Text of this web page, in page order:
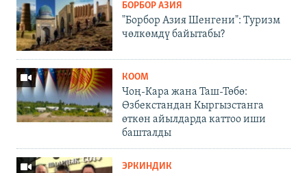
БОРБОР АЗИЯ
"Борбор Азия Шенгени": Туризм
чөлкөмдү байытабы?
КООМ
Чоң-Кара жана Таш-Төбө:
Өзбекстандан Кыргызстанга
өткөн айылдарда каттоо иши
башталды
ЭРКИНДИК